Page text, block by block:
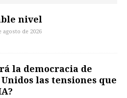
nivel
agosto de 2026
la democracia de
Unidos las tensiones que